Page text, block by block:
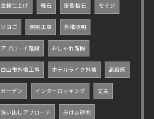
金鏝仕上げ 縁石 御影板石 モミジ
ソヨゴ 照明工事 外構照明
アプローチ階段 おしゃれ階段
白山市外構工事 ホテルライク外構 高級感
ガーデン インターロッキング 丈夫
洗い出しアプローチ みはま砂利